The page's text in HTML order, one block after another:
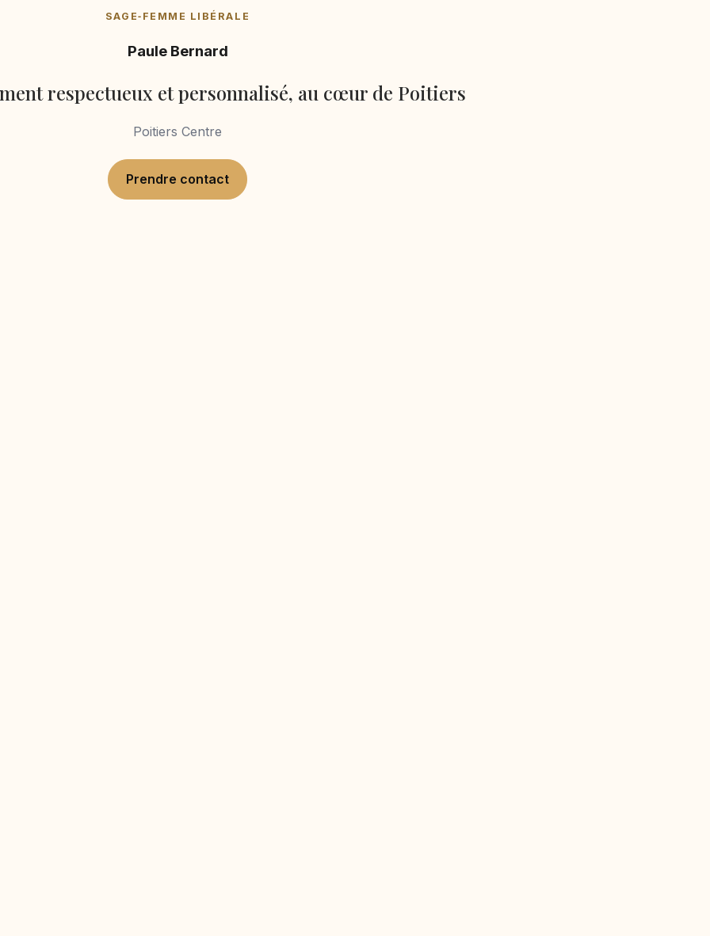
SAGE‑FEMME LIBÉRALE
Paule Bernard
respectueux et personnalisé, au cœur de Poitiers
Poitiers Centre
Prendre contact